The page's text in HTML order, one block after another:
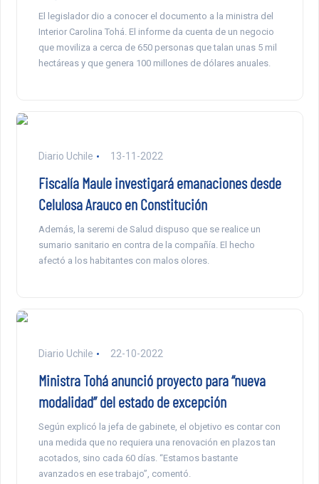
El legislador dio a conocer el documento a la ministra del
Interior Carolina Tohá. El informe da cuenta de un negocio
que moviliza a cerca de 650 personas que talan unas 5 mil
hectáreas y que genera 100 millones de dólares anuales.
Diario Uchile 13-11-2022
Fiscalía Maule investigará emanaciones desde
Celulosa Arauco en Constitución
Además, la seremi de Salud dispuso que se realice un
sumario sanitario en contra de la compañía. El hecho
afectó a los habitantes con malos olores.
Diario Uchile 22-10-2022
Ministra Tohá anunció proyecto para “nueva
modalidad” del estado de excepción
Según explicó la jefa de gabinete, el objetivo es contar con
una medida que no requiera una renovación en plazos tan
acotados, sino cada 60 días. “Estamos bastante
avanzados en ese trabajo”, comentó.